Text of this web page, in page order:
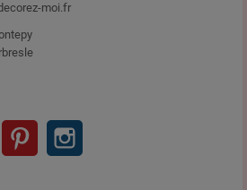
moi.fr
YouTube Pinterest